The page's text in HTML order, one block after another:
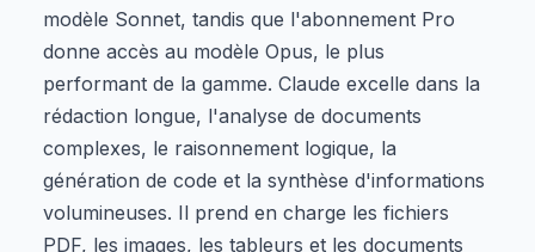
modèle Sonnet, tandis que l'abonnement Pro
donne accès au modèle Opus, le plus
performant de la gamme. Claude excelle dans la
rédaction longue, l'analyse de documents
complexes, le raisonnement logique, la
génération de code et la synthèse d'informations
volumineuses. Il prend en charge les fichiers
PDF, les images, les tableurs et les documents